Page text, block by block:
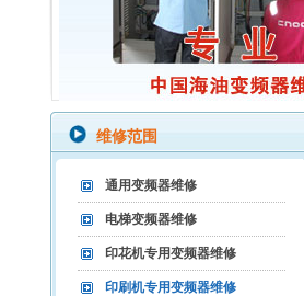
维修范围
通用变频器维修
电梯变频器维修
印花机专用变频器维修
印刷机专用变频器维修